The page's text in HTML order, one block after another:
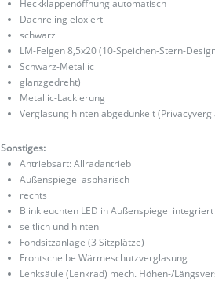
Heckklappenöffnung automatisch
Dachreling eloxiert
schwarz
LM-Felgen 8,5x20 (10-Speichen-Stern-
Schwarz-Metallic
glanzgedreht)
Metallic-Lackierung
Verglasung hinten abgedunkelt
Sonstiges:
Antriebsart: Allradantrieb
Außenspiegel asphärisch
rechts
Blinkleuchten LED in Außenspiegel integriert
seitlich und hinten
Fondsitzanlage (3 Sitzplätze)
Frontscheibe Wärmeschutzverglasung
Lenksäule (Lenkrad) mech. Höhen-/